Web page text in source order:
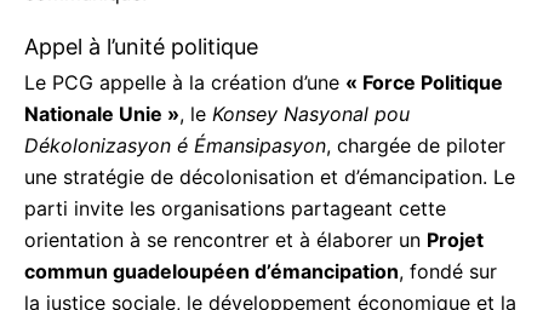
Appel à l’unité politique
Le PCG appelle à la création d’une« Force
Politique Nationale Unie », leKonsey Nasyonal pou
Dékolonizasyon é Émansipasyon, chargée de
piloter une stratégie de décolonisation et
d’émancipation. Le parti invite les organisations
partageant cette orientation à se rencontrer et à
élaborer unProjet commun guadeloupéen